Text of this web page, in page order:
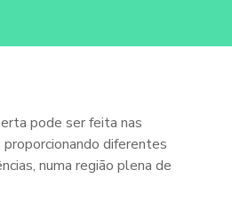
pode ser feita nas
diferentes
numa região plena de